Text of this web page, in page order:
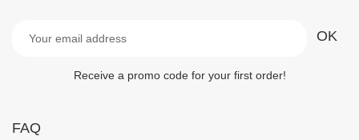
Receive a promo code for your first order!
FAQ